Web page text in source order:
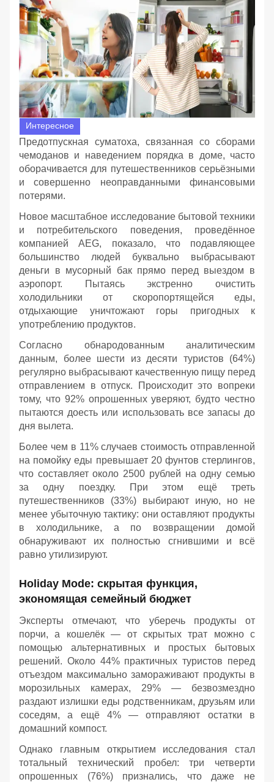
Интересное
Предотпускная суматоха, связанная со сборами
чемоданов и наведением порядка в доме, часто
оборачивается для путешественников серьёзными
и совершенно неоправданными финансовыми
потерями.
Новое масштабное исследование бытовой техники
и потребительского поведения, проведённое
компанией AEG, показало, что подавляющее
большинство людей буквально выбрасывают
деньги в мусорный бак прямо перед выездом в
аэропорт. Пытаясь экстренно очистить
холодильники от скоропортящейся еды,
отдыхающие уничтожают горы пригодных к
употреблению продуктов.
Согласно обнародованным аналитическим
данным, более шести из десяти туристов (64%)
регулярно выбрасывают качественную пищу перед
отправлением в отпуск. Происходит это вопреки
тому, что 92% опрошенных уверяют, будто честно
пытаются доесть или использовать все запасы до
дня вылета.
Более чем в 11% случаев стоимость отправленной
на помойку еды превышает 20 фунтов стерлингов,
что составляет около 2500 рублей на одну семью
за одну поездку. При этом ещё треть
путешественников (33%) выбирают иную, но не
менее убыточную тактику: они оставляют продукты
в холодильнике, а по возвращении домой
обнаруживают их полностью сгнившими и всё
равно утилизируют.
Holiday Mode: скрытая функция,
экономящая семейный бюджет
Эксперты отмечают, что уберечь продукты от
порчи, а кошелёк — от скрытых трат можно с
помощью альтернативных и простых бытовых
решений. Около 44% практичных туристов перед
отъездом максимально замораживают продукты в
морозильных камерах, 29% — безвозмездно
раздают излишки еды родственникам, друзьям или
соседям, а ещё 4% — отправляют остатки в
домашний компост.
Однако главным открытием исследования стал
тотальный технический пробел: три четверти
опрошенных (76%) признались, что даже не